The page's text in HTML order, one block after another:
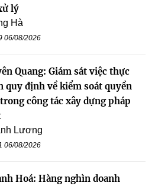
lý
Hà
06/08/2026
Quang: Giám sát việc thực
quy định về kiểm soát quyền
công tác xây dựng pháp
Lương
06/08/2026
Hoá: Hàng nghìn doanh